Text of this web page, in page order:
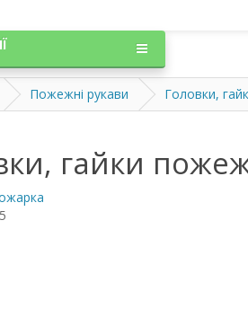
Пожежні рукави Головки,
гайки